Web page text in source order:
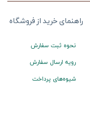
راهنمای خرید از فروشگاه
نحوه ثبت سفارش
رویه ارسال سفارش
شیوه‌های پرداخت